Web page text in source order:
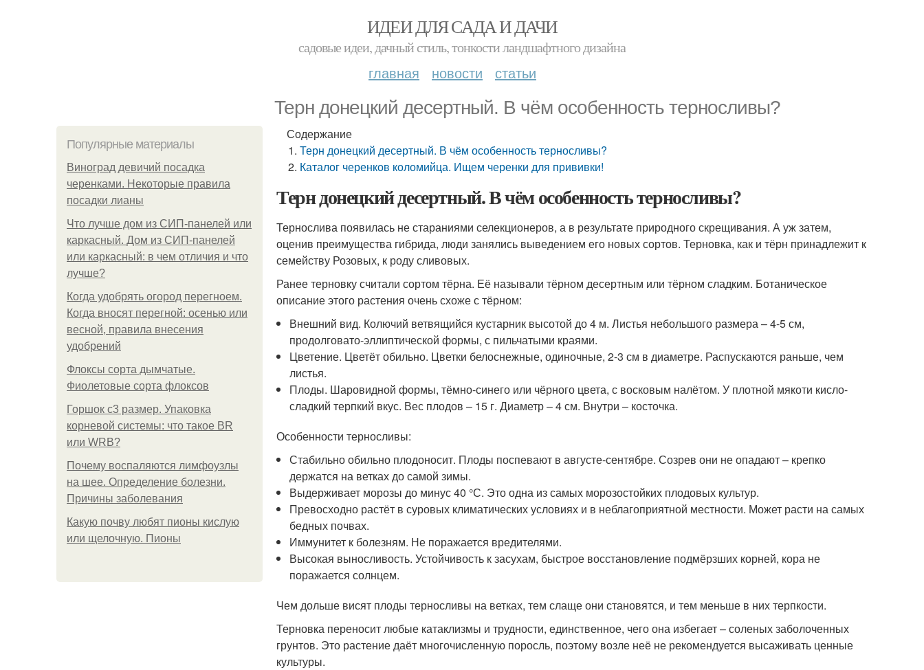
ИДЕИ ДЛЯ САДА И ДАЧИ
садовые идеи, дачный стиль, тонкости ландшафтного дизайна
главная новости статьи
Терн донецкий десертный. В чём особенность терносливы?
Популярные материалы
Виноград девичий посадка
черенками. Некоторые правила
посадки лианы
Что лучше дом из СИП-панелей или
каркасный. Дом из СИП-панелей
или каркасный: в чем отличия и что
лучше?
Когда удобрять огород перегноем.
Когда вносят перегной: осенью или
весной, правила внесения
удобрений
Флоксы сорта дымчатые.
Фиолетовые сорта флоксов
Горшок с3 размер. Упаковка
корневой системы: что такое BR
или WRB?
Почему воспаляются лимфоузлы
на шее. Определение болезни.
Причины заболевания
Какую почву любят пионы кислую
или щелочную. Пионы
Содержание
Терн донецкий десертный. В чём особенность терносливы?
Каталог черенков коломийца. Ищем черенки для прививки!
Терн донецкий десертный. В чём особенность терносливы?
Тернослива появилась не стараниями селекционеров, а в результате природного скрещивания. А уж затем,
оценив преимущества гибрида, люди занялись выведением его новых сортов. Терновка, как и тёрн принадлежит к
семейству Розовых, к роду сливовых.
Ранее терновку считали сортом тёрна. Её называли тёрном десертным или тёрном сладким. Ботаническое
описание этого растения очень схоже с тёрном:
Внешний вид. Колючий ветвящийся кустарник высотой до 4 м. Листья небольшого размера – 4-5 см,
продолговато-эллиптической формы, с пильчатыми краями.
Цветение. Цветёт обильно. Цветки белоснежные, одиночные, 2-3 см в диаметре. Распускаются раньше, чем
листья.
Плоды. Шаровидной формы, тёмно-синего или чёрного цвета, с восковым налётом. У плотной мякоти кисло-
сладкий терпкий вкус. Вес плодов – 15 г. Диаметр – 4 см. Внутри – косточка.
Особенности терносливы:
Стабильно обильно плодоносит. Плоды поспевают в августе-сентябре. Созрев они не опадают – крепко
держатся на ветках до самой зимы.
Выдерживает морозы до минус 40 °С. Это одна из самых морозостойких плодовых культур.
Превосходно растёт в суровых климатических условиях и в неблагоприятной местности. Может расти на самых
бедных почвах.
Иммунитет к болезням. Не поражается вредителями.
Высокая выносливость. Устойчивость к засухам, быстрое восстановление подмёрзших корней, кора не
поражается солнцем.
Чем дольше висят плоды терносливы на ветках, тем слаще они становятся, и тем меньше в них терпкости.
Терновка переносит любые катаклизмы и трудности, единственное, чего она избегает – соленых заболоченных
грунтов. Это растение даёт многочисленную поросль, поэтому возле неё не рекомендуется высаживать ценные
культуры.